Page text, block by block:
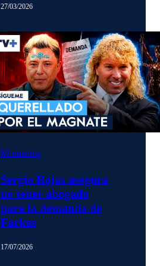
27/03/2026
Momentos
Sergio Rojas asegura
no tener abogado
para la demanda de
Farkas
17/07/2026